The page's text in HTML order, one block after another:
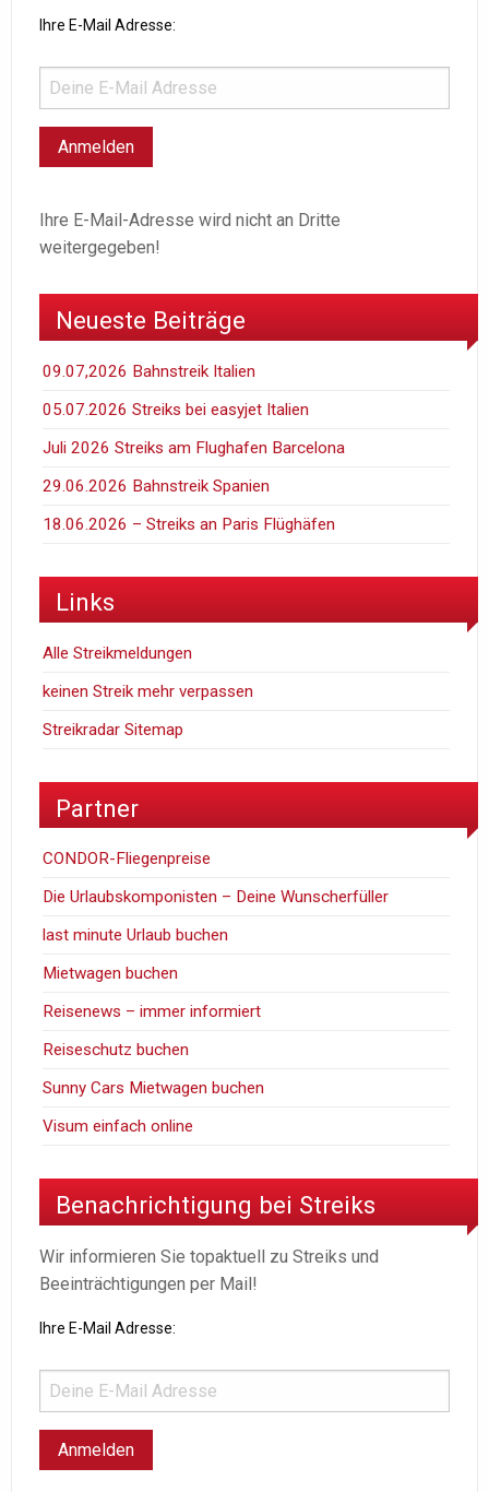
Ihre E-Mail Adresse:
Ihre E-Mail-Adresse wird nicht an Dritte
weitergegeben!
Neueste Beiträge
09.07,2026 Bahnstreik Italien
05.07.2026 Streiks bei easyjet Italien
Juli 2026 Streiks am Flughafen Barcelona
29.06.2026 Bahnstreik Spanien
18.06.2026 – Streiks an Paris Flüghäfen
Links
Alle Streikmeldungen
keinen Streik mehr verpassen
Streikradar Sitemap
Partner
CONDOR-Fliegenpreise
Die Urlaubskomponisten – Deine Wunscherfüller
last minute Urlaub buchen
Mietwagen buchen
Reisenews – immer informiert
Reiseschutz buchen
Sunny Cars Mietwagen buchen
Visum einfach online
Benachrichtigung bei Streiks
Wir informieren Sie topaktuell zu Streiks und
Beeinträchtigungen per Mail!
Ihre E-Mail Adresse: